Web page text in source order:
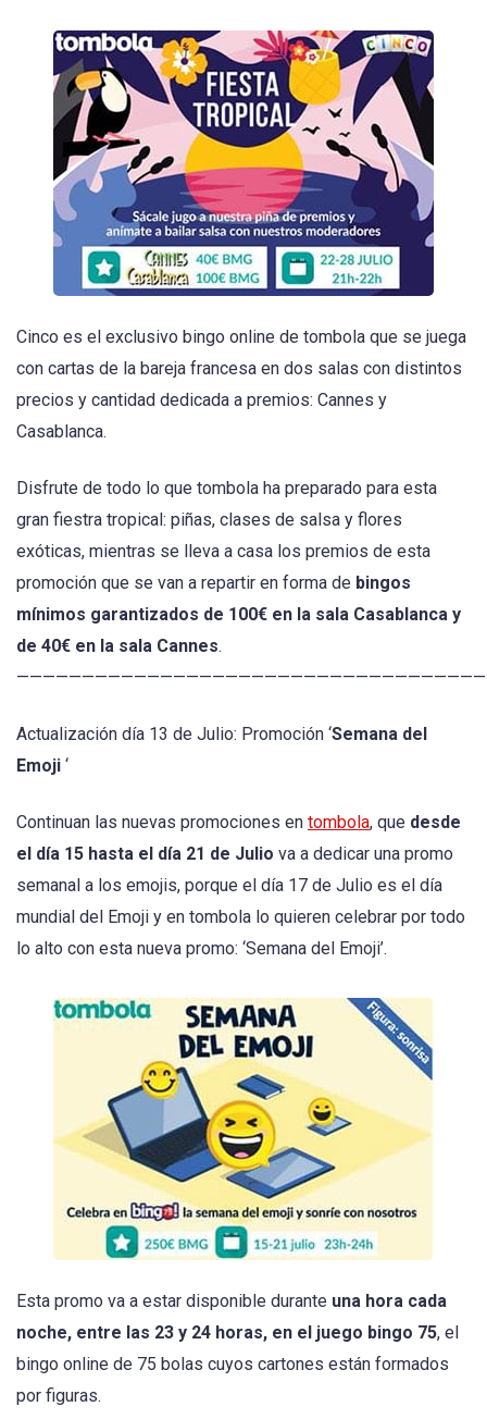
Cinco es el exclusivo bingo online de tombola que se juega
con cartas de la bareja francesa en dos salas con distintos
precios y cantidad dedicada a premios: Cannes y
Casablanca.
Disfrute de todo lo que tombola ha preparado para esta
gran fiestra tropical: piñas, clases de salsa y flores
exóticas, mientras se lleva a casa los premios de esta
promoción que se van a repartir en forma de bingos
mínimos garantizados de 100€ en la sala Casablanca y
de 40€ en la sala Cannes.
Actualización día 13 de Julio: Promoción ‘Semana del
Emoji ‘
Continuan las nuevas promociones en tombola, que desde
el día 15 hasta el día 21 de Julio va a dedicar una promo
semanal a los emojis, porque el día 17 de Julio es el día
mundial del Emoji y en tombola lo quieren celebrar por todo
lo alto con esta nueva promo: ‘Semana del Emoji’.
Esta promo va a estar disponible durante una hora cada
noche, entre las 23 y 24 horas, en el juego bingo 75, el
bingo online de 75 bolas cuyos cartones están formados
por figuras.